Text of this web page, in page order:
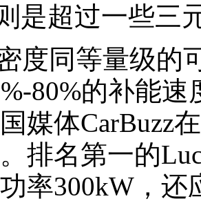
是超过一些三
度同等量级的
80%的补能
媒体CarBuzz
排名第一的
率300kW，还